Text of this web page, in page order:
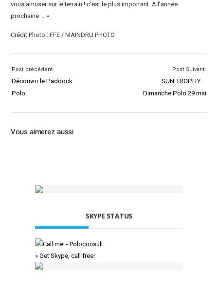
vous amuser sur le terrain ! c’est le plus important. A l’année
prochaine … »
Crédit Photo : FFE / MAINDRU PHOTO
Post précédent:
Découvrir le Paddock
Polo
Post Suivant:
SUN TROPHY –
Dimanche Polo 29 mai
Vous aimerez aussi
SKYPE STATUS
» Get Skype, call free!